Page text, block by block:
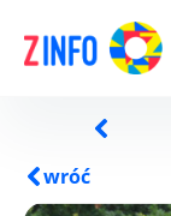
wróć